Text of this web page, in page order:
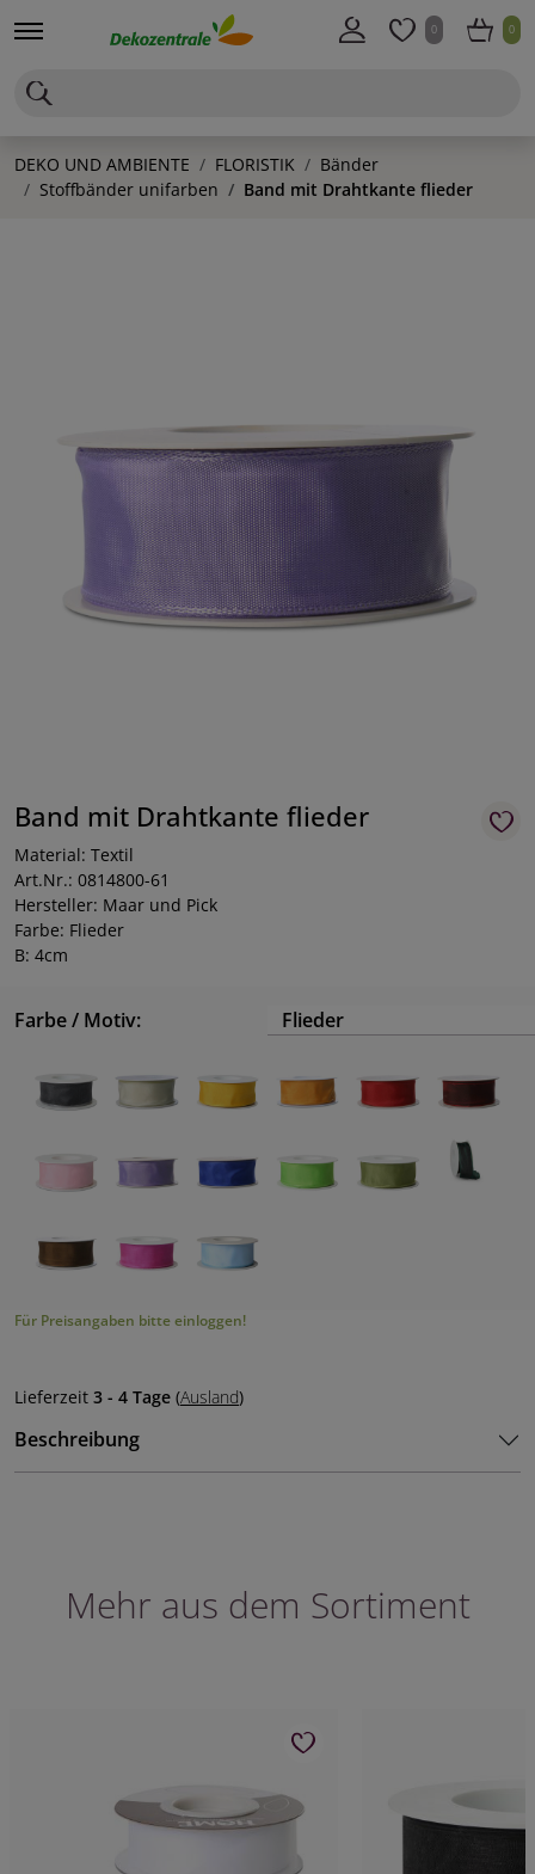
0 0
DEKO UND AMBIENTE FLORISTIK
Bänder
Stoffbänder unifarben
Band mit Drahtkante flieder
Band mit Drahtkante flieder
Material: Textil
Art.Nr.: 0814800-61
Hersteller: Maar und Pick
Farbe: Flieder
B: 4cm
Farbe / Motiv: Flieder
Für Preisangaben bitte einloggen!
Lieferzeit 3 - 4 Tage (Ausland)
Beschreibung
Mehr aus dem Sortiment